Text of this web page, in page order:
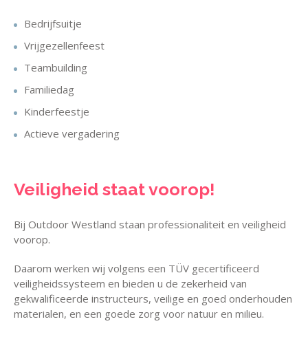
Bedrijfsuitje
Vrijgezellenfeest
Teambuilding
Familiedag
Kinderfeestje
Actieve vergadering
Veiligheid staat voorop!
Bij Outdoor Westland staan professionaliteit en veiligheid
voorop.
Daarom werken wij volgens een TÜV gecertificeerd
veiligheidssysteem en bieden u de zekerheid van
gekwalificeerde instructeurs, veilige en goed onderhouden
materialen, en een goede zorg voor natuur en milieu.